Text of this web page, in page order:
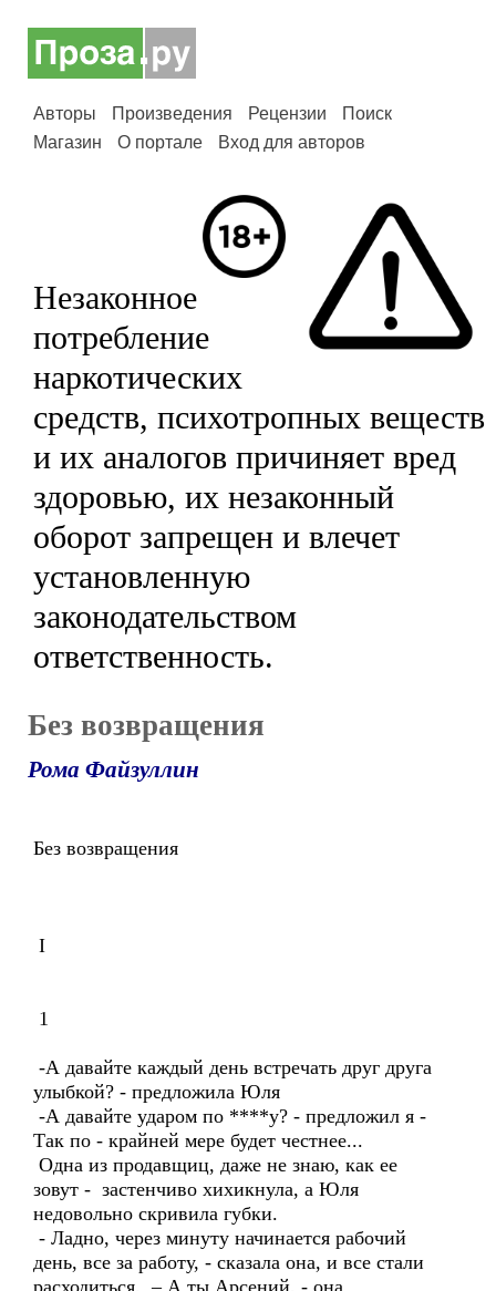
Авторы Произведения Рецензии
Поиск
Магазин
О портале Вход для авторов
Незаконное
потребление
наркотических
средств, психотропных веществ
и их аналогов причиняет вред
здоровью, их незаконный
оборот запрещен и влечет
установленную
законодательством
ответственность.
Без возвращения
Рома Файзуллин
Без возвращения
I
1
-А давайте каждый день встречать друг друга
улыбкой? - предложила Юля
-А давайте ударом по ****у? - предложил я -
Так по - крайней мере будет честнее...
Одна из продавщиц, даже не знаю, как ее
зовут - застенчиво хихикнула, а Юля
недовольно скривила губки.
- Ладно, через минуту начинается рабочий
день, все за работу, - сказала она, и все стали
расходиться. – А ты Арсений, - она